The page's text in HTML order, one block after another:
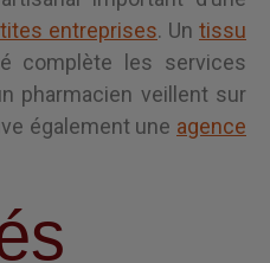
d’étangs. Il existe
important d’une
entreprises
. Un tissu
complète les services
pharmacien veillent sur
également une